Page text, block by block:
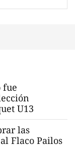
fue
U13
las
Flaco Pailos